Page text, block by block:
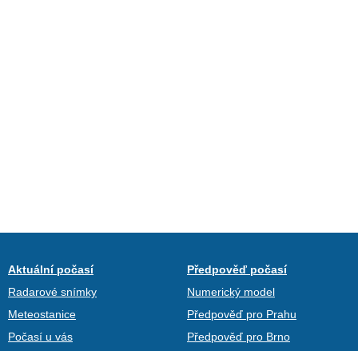
Aktuální počasí
Radarové snímky
Meteostanice
Počasí u vás
Předpověď počasí
Numerický model
Předpověď pro Prahu
Předpověď pro Brno